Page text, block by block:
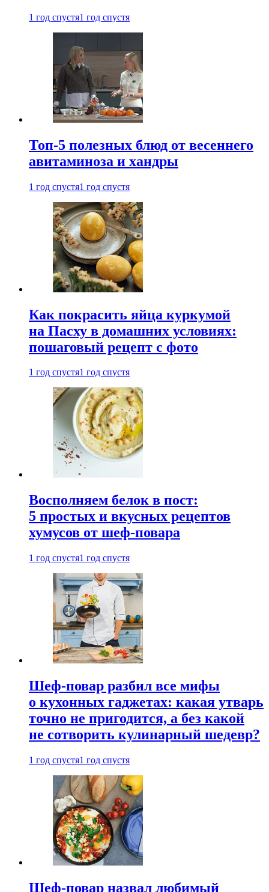
1 год спустя1 год спустя
Топ-5 полезных блюд от весеннего
авитаминоза и хандры
1 год спустя1 год спустя
Как покрасить яйца куркумой
на Пасху в домашних условиях:
пошаговый рецепт с фото
1 год спустя1 год спустя
Восполняем белок в пост:
5 простых и вкусных рецептов
хумусов от шеф-повара
1 год спустя1 год спустя
Шеф-повар разбил все мифы
о кухонных гаджетах: какая утварь
точно не пригодится, а без какой
не сотворить кулинарный шедевр?
1 год спустя1 год спустя
Шеф-повар назвал любимый